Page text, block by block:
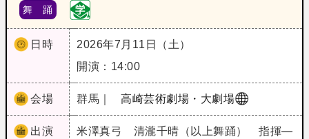
舞 踊
日時
2026年7月11日（土）
開演：14:00
会場 群馬｜ 高崎芸術劇場・大劇場
出演
米澤真弓 清瀧千晴（以上舞踊） 指揮―